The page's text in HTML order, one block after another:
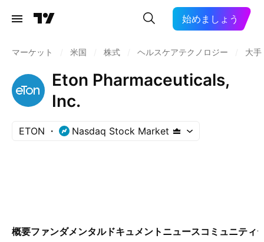
始めましょう
マーケット 米国 株式 ヘルスケアテクノロジー 大手
Eton Pharmaceuticals,
Inc.
ETON Nasdaq Stock Market
概要ファンダメンタルドキュメント ニュースコミュニティ